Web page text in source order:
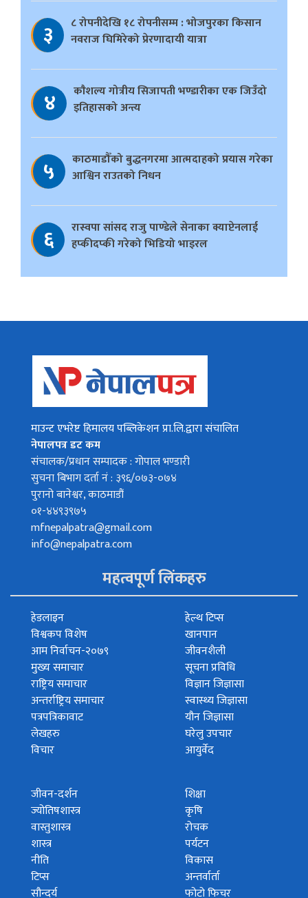
३
८ रोपनीदेखि १८ रोपनीसम्म : भोजपुरका किसान
नवराज घिमिरेको प्रेरणादायी यात्रा
४
काैशल्य गोत्रीय सिजापती भण्डारीका एक जिउँदो
इतिहासको अन्त्य
५
काठमाडौँको बुद्धनगरमा आत्मदाहको प्रयास गरेका
आश्विन राउतको निधन
६
रास्वपा सांसद राजु पाण्डेले सेनाका क्याप्टेनलाई
हप्कीदप्की गरेको भिडियो भाइरल
माउन्ट एभरेष्ट हिमालय पब्लिकेशन प्रा.लि.द्वारा संचालित
नेपालपत्र डट कम
संचालक/प्रधान सम्पादक : गोपाल भण्डारी
सुचना बिभाग दर्ता नं : ३९६/०७३-०७४
पुरानो बानेश्वर, काठमाडौं
०१-४४९३९७५
mfnepalpatra@gmail.com
info@nepalpatra.com
महत्वपूर्ण लिंकहरु
हेडलाइन
विश्वकप विशेष
आम निर्वाचन-२०७९
मुख्य समाचार
राष्ट्रिय समाचार
अन्तर्राष्ट्रिय समाचार
पत्रपत्रिकावाट
लेखहरु
विचार
हेल्थ टिप्स
खानपान
जीवनशैली
सूचना प्रविधि
विज्ञान जिज्ञासा
स्वास्थ्य जिज्ञासा
यौन जिज्ञासा
घरेलु उपचार
आयुर्वेद
जीवन-दर्शन
ज्योतिषशास्त्र
वास्तुशास्त्र
शास्त्र
नीति
टिप्स
सौन्दर्य
शिक्षा
कृषि
रोचक
पर्यटन
विकास
अन्तर्वार्ता
फोटो फिचर